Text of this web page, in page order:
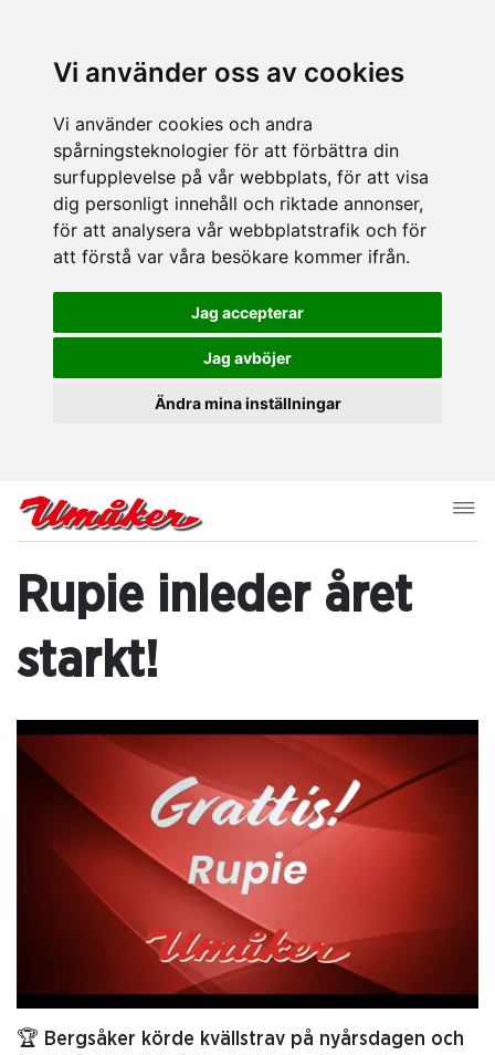
Vi använder oss av cookies
Vi använder cookies och andra
spårningsteknologier för att förbättra din
surfupplevelse på vår webbplats, för att visa
dig personligt innehåll och riktade annonser,
för att analysera vår webbplatstrafik och för
att förstå var våra besökare kommer ifrån.
Jag accepterar
Jag avböjer
Ändra mina inställningar
Rupie inleder året
starkt!
🏆 Bergsåker körde kvällstrav på nyårsdagen och